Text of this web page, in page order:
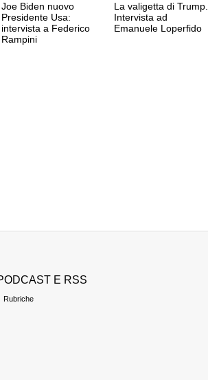
Joe Biden nuovo
Presidente Usa:
intervista a Federico
Rampini
La valigetta di Trump.
Intervista ad
Emanuele Loperfido
E RSS
Rubriche